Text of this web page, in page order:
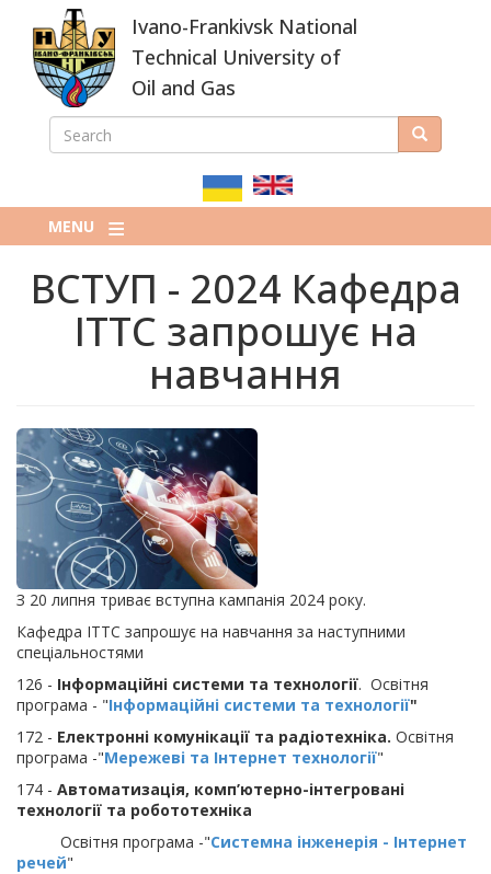
main
content
Ivano-Frankivsk National
Technical University of
Oil and Gas
ПОШУКОВА
SEARCH Search
MENU
ВСТУП - 2024 Кафедра
ІТТС запрошує на
навчання
З 20 липня триває вступна кампанія 2024 року.
Кафедра ІТТС запрошує на навчання за наступними
спеціальностями
126 - Інформаційні системи та технології. Освітня
програма - "Інформаційні системи та технології"
172 - Електронні комунікації та радіотехніка. Освітня
програма -"Мережеві та Інтернет технології"
174 - Автоматизація, комп’ютерно-інтегровані
технології та робототехніка
Освітня програма -"Системна інженерія - Інтернет
речей"